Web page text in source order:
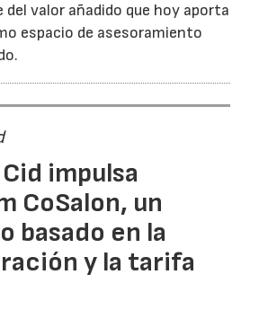
valor añadido que hoy aporta
espacio de asesoramiento
impulsa
CoSalon, un
basado en la
y la tarifa